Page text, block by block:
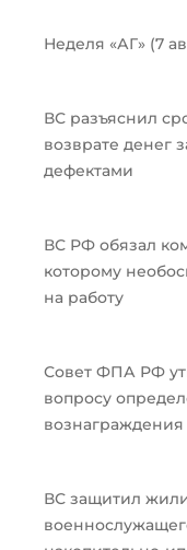
Неделя «АГ» (7
ВС разъяснил
возврате денег
дефектами
ВС РФ обязал
которому
на работу
Совет ФПА РФ
вопросу
вознаграждения
ВС защитил